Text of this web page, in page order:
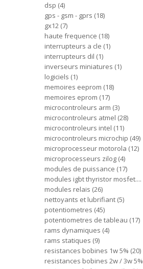
dsp 4
gps - gsm - gprs 18
gx12 7
haute frequence 18
interrupteurs a cle 1
interrupteurs dil 1
inverseurs miniatures 1
logiciels 1
memoires eeprom 18
memoires eprom 17
microcontroleurs arm 3
microcontroleurs atmel 28
microcontroleurs intel 11
microcontroleurs microchip 49
microprocesseur motorola 12
microprocesseurs zilog 4
modules de puissance 17
modules igbt thyristor mosfet....
modules relais 26
nettoyants et lubrifiant 5
potentiometres 45
potentiometres de tableau 17
rams dynamiques 4
rams statiques 9
resistances bobines 1w 5% 20
resistances bobines 2w / 3w 5%